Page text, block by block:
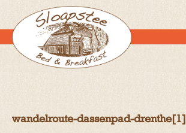
wandelroute-dassenpad-drenthe[1]